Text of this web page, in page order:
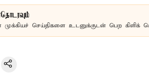
முக்கியச் செய்திகளை உடனுக்குடன் பெற கிளிக்